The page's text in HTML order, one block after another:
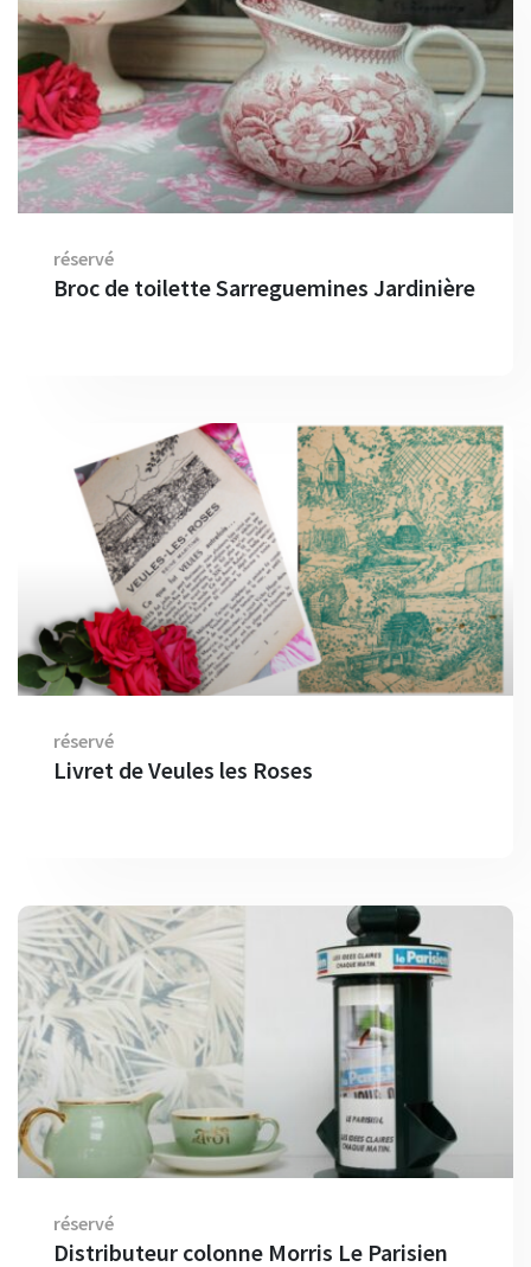
réservé
Broc de toilette Sarreguemines Jardinière
réservé
Livret de Veules les Roses
réservé
Distributeur colonne Morris Le Parisien